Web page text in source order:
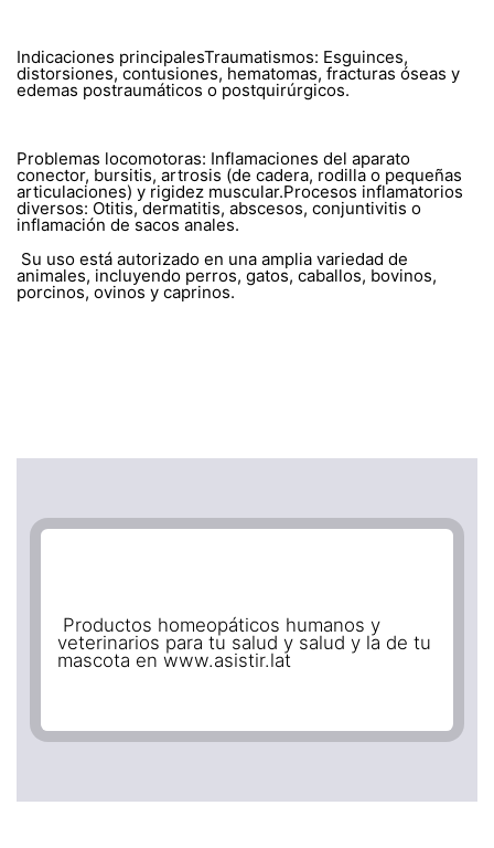
Indicaciones principalesTraumatismos: Esguinces,
distorsiones, contusiones, hematomas, fracturas óseas y
edemas postraumáticos o postquirúrgicos.
Problemas locomotoras: Inflamaciones del aparato
conector, bursitis, artrosis (de cadera, rodilla o pequeñas
articulaciones) y rigidez muscular.Procesos inflamatorios
diversos: Otitis, dermatitis, abscesos, conjuntivitis o
inflamación de sacos anales.
Su uso está autorizado en una amplia variedad de
animales, incluyendo perros, gatos, caballos, bovinos,
porcinos, ovinos y caprinos.
Productos homeopáticos humanos y
veterinarios para tu salud y salud y la de tu
mascota en www.asistir.lat